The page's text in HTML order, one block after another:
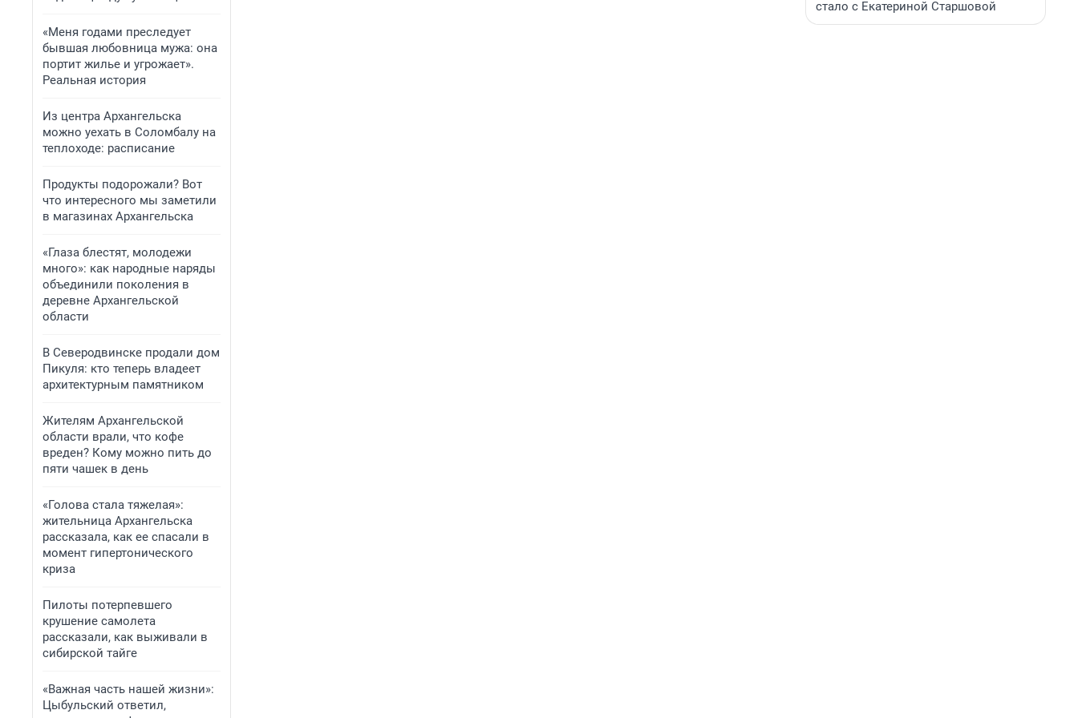
«Меня годами преследует
бывшая любовница мужа: она
портит жилье и угрожает».
Реальная история
Из центра Архангельска
можно уехать в Соломбалу на
теплоходе: расписание
Продукты подорожали? Вот
что интересного мы заметили
в магазинах Архангельска
«Глаза блестят, молодежи
много»: как народные наряды
объединили поколения в
деревне Архангельской
области
В Северодвинске продали дом
Пикуля: кто теперь владеет
архитектурным памятником
Жителям Архангельской
области врали, что кофе
вреден? Кому можно пить до
пяти чашек в день
«Голова стала тяжелая»:
жительница Архангельска
рассказала, как ее спасали в
момент гипертонического
криза
Пилоты потерпевшего
крушение самолета
рассказали, как выживали в
сибирской тайге
«Важная часть нашей жизни»:
Цыбульский ответил,
стало с Екатериной Старшовой